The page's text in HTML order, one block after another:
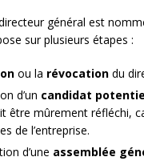
général est
sur plusieurs étapes :
ou la révocation du
d’un candidat
être mûrement réfléchi,
de l’entreprise.
d’une assemblée